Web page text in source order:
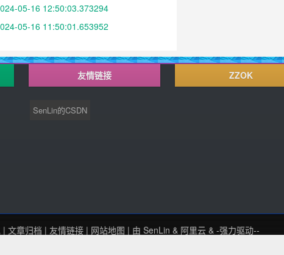
05-16 12:50:03.373294
05-16 11:50:01.653952
友情链接
SenLin的CSDN
ZZOK
| 文章归档 | 友情链接| 网站地图 | 由 SenLin & 阿里云& -强力驱动--